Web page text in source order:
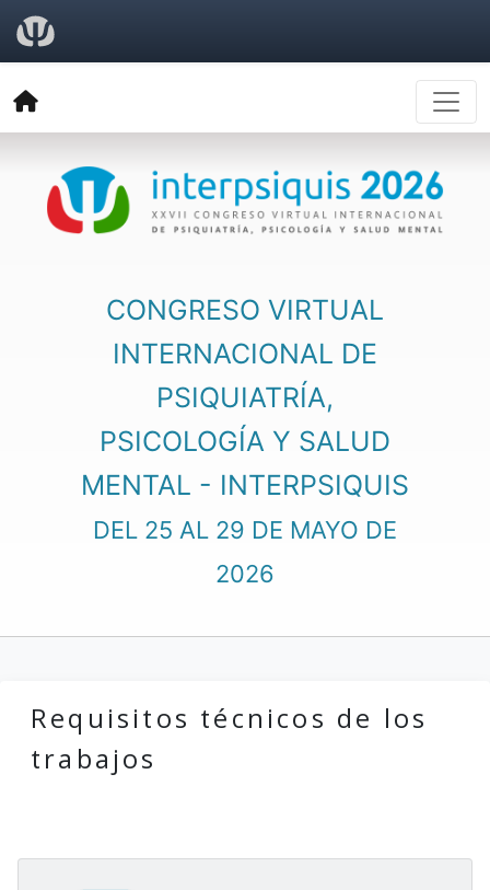
CONGRESO VIRTUAL
INTERNACIONAL DE
PSIQUIATRÍA,
PSICOLOGÍA Y SALUD
MENTAL - INTERPSIQUIS
DEL 25 AL 29 DE MAYO DE
2026
Requisitos técnicos de los
trabajos